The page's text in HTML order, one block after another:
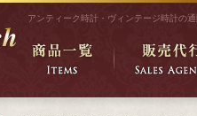
アンティーク時計・ヴィンテージ時計の